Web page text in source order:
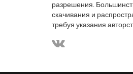
разрешения.
скачивания и
требуя указания